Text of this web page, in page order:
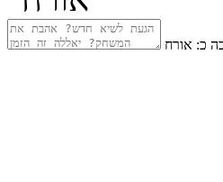
כ: אורח